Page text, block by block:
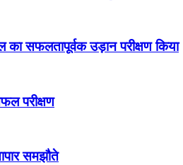
सफलतापूर्वक उड़ान परीक्षण किया
परीक्षण
समझौते